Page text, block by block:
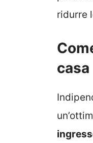
ridurre
casa